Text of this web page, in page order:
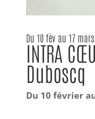
Du 10 fév au 17 mars
INTRA
Duboscq
Du 10 février